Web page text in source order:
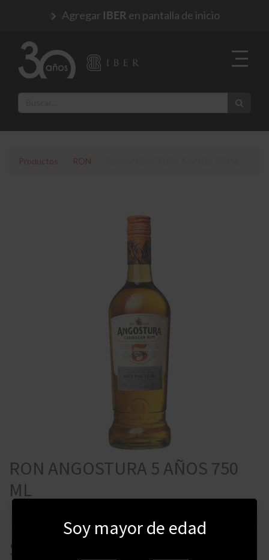
Agregar IBER en pantalla de inicio
Productos RON
RON ANGOSTURA 5 AÑOS 750
ML
$
Soy mayor de edad